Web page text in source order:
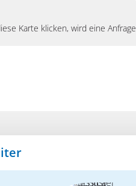
Karte klicken, wird eine